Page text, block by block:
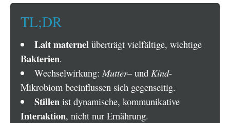
TL;DR
Lait maternel überträgt vielfältige, wichtige
Bakterien.
Wechselwirkung: Mutter– und Kind-
Mikrobiom beeinflussen sich gegenseitig.
Stillen ist dynamische, kommunikative
Interaktion, nicht nur Ernährung.